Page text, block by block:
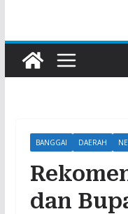
BANGGAI DAERAH
dan